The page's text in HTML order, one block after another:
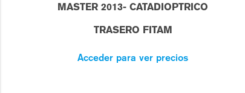
MASTER 2013- CATADIOPTRICO
TRASERO FITAM
Acceder para ver precios